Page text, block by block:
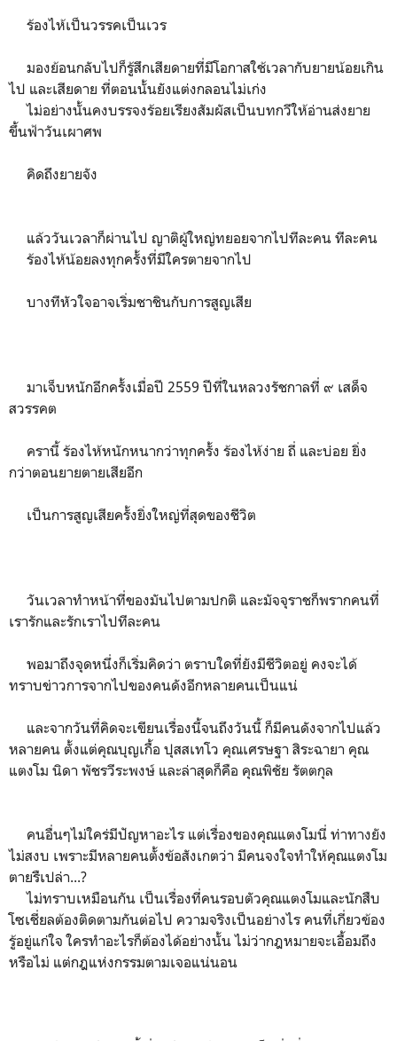
ร้องไห้เป็นวรรคเป็นเวร
มองย้อนกลับไปก็รู้สึกเสียดายที่มีโอกาสใช้เวลากับยายน้อยเกิน
ไป และเสียดาย ที่ตอนนั้นยังแต่งกลอนไม่เก่ง
ไม่อย่างนั้นคงบรรจงร้อยเรียงสัมผัสเป็นบทกวีให้อ่านส่งยาย
ขึ้นฟ้าวันเผาศพ
คิดถึงยายจัง
แล้ววันเวลาก็ผ่านไป ญาติผู้ใหญ่ทยอยจากไปทีละคน ทีละคน
ร้องไห้น้อยลงทุกครั้งที่มีใครตายจากไป
บางทีหัวใจอาจเริ่มชาชินกับการสูญเสีย
มาเจ็บหนักอีกครั้งเมื่อปี 2559 ปีที่ในหลวงรัชกาลที่ ๙ เสด็จ
สวรรคต
ครานี้ ร้องไห้หนักหนากว่าทุกครั้ง ร้องไห้ง่าย ถี่ และบ่อย ยิ่ง
กว่าตอนยายตายเสียอีก
เป็นการสูญเสียครั้งยิ่งใหญ่ที่สุดของชีวิต
วันเวลาทำหน้าที่ของมันไปตามปกติ และมัจจุราชก็พรากคนที่
เรารักและรักเราไปทีละคน
พอมาถึงจุดหนึ่งก็เริ่มคิดว่า ตราบใดที่ยังมีชีวิตอยู่ คงจะได้
ทราบข่าวการจากไปของคนดังอีกหลายคนเป็นแน่
และจากวันที่คิดจะเขียนเรื่องนี้จนถึงวันนี้ ก็มีคนดังจากไปแล้ว
หลายคน ตั้งแต่คุณบุญเกื้อ ปุสสเทโว คุณเศรษฐา สิระฉายา คุณ
แตงโม นิดา พัชรวีระพงษ์ และล่าสุดก็คือ คุณพิชัย รัตตกุล
คนอื่นๆไม่ใคร่มีปัญหาอะไร แต่เรื่องของคุณแตงโมนี่ ท่าทางยัง
ไม่สงบ เพราะมีหลายคนตั้งข้อสังเกตว่า มีคนจงใจทำให้คุณแตงโม
ตายรืเปล่า...?
ไม่ทราบเหมือนกัน เป็นเรื่องที่คนรอบตัวคุณแตงโมและนักสืบ
โซเชี่ยลต้องติดตามกันต่อไป ความจริงเป็นอย่างไร คนที่เกี่ยวข้อง
รู้อยู่แก่ใจ ใครทำอะไรก็ต้องได้อย่างนั้น ไม่ว่ากฎหมายจะเอื้อมถึง
หรือไม่ แต่กฎแห่งกรรมตามเจอแน่นอน